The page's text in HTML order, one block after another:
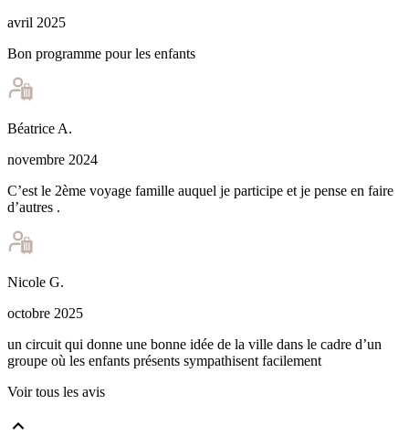
avril 2025
Bon programme pour les enfants
Béatrice A.
novembre 2024
C’est le 2ème voyage famille auquel je participe et je pense en faire
d’autres .
Nicole G.
octobre 2025
un circuit qui donne une bonne idée de la ville dans le cadre d’un
groupe où les enfants présents sympathisent facilement
Voir tous les avis